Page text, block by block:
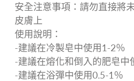
安全注意事項：請勿直接將
皮膚上
使用說明：
-建議在冷製皂中使用1-2％
-建議在熔化和倒入的肥皂中
-建議在浴彈中使用0.5-1 ％